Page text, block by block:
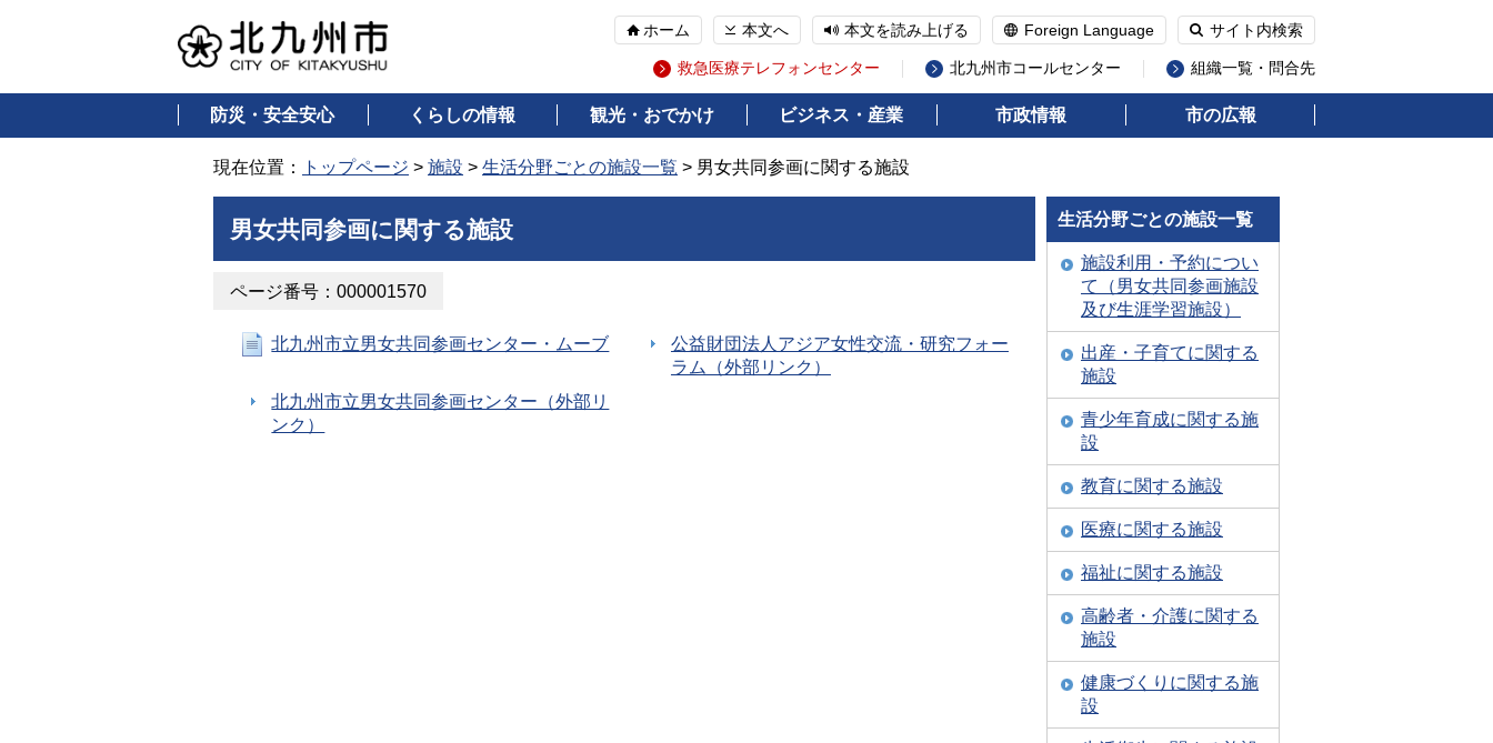
ホーム 本文へ 本文を読み上げる Foreign Language サイト内検索
救急医療テレフォンセンター 北九州市コールセンター 組織一覧・問合先
防災・安全安心 くらしの情報 観光・おでかけ ビジネス・産業 市政情報 市の広報
現在位置： トップページ > 施設 > 生活分野ごとの施設一覧 > 男女共同参画に関する施設
男女共同参画に関する施設
ページ番号：000001570
北九州市立男女共同参画センター・ムーブ
公益財団法人アジア女性交流・研究フォー
ラム（外部リンク）
北九州市立男女共同参画センター（外部リ
ンク）
生活分野ごとの施設一覧
施設利用・予約につい
て（男女共同参画施設
及び生涯学習施設）
出産・子育てに関する
施設
青少年育成に関する施
設
教育に関する施設
医療に関する施設
福祉に関する施設
高齢者・介護に関する
施設
健康づくりに関する施
設